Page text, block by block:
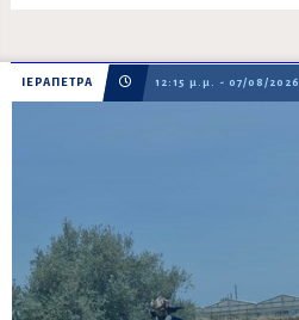
ΙΕΡΑΠΕΤΡΑ 12:15 μ.μ. - 07/08/2026